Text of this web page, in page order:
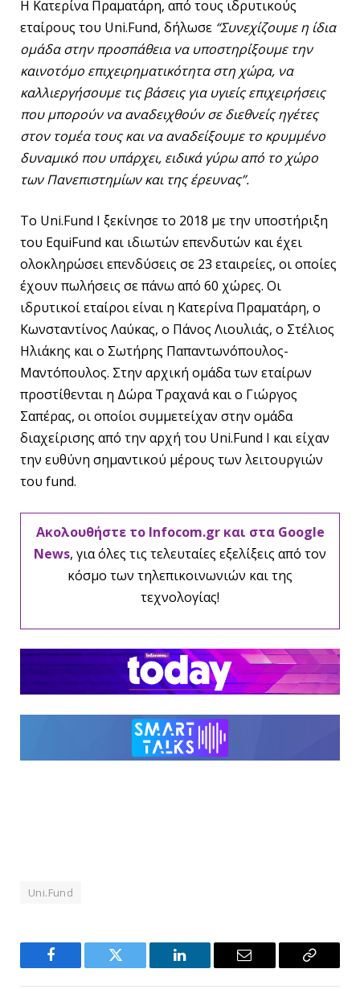
Η Κατερίνα Πραματάρη, από τους ιδρυτικούς
εταίρους του Uni.Fund, δήλωσε “Συνεχίζουμε η ίδια
ομάδα στην προσπάθεια να υποστηρίξουμε την
καινοτόμο επιχειρηματικότητα στη χώρα, να
καλλιεργήσουμε τις βάσεις για υγιείς επιχειρήσεις
που μπορούν να αναδειχθούν σε διεθνείς ηγέτες
στον τομέα τους και να αναδείξουμε το κρυμμένο
δυναμικό που υπάρχει, ειδικά γύρω από το χώρο
των Πανεπιστημίων και της έρευνας”.
To Uni.Fund I ξεκίνησε το 2018 με την υποστήριξη
του EquiFund και ιδιωτών επενδυτών και έχει
ολοκληρώσει επενδύσεις σε 23 εταιρείες, οι οποίες
έχουν πωλήσεις σε πάνω από 60 χώρες. Οι
ιδρυτικοί εταίροι είναι η Κατερίνα Πραματάρη, ο
Κωνσταντίνος Λαύκας, ο Πάνος Λιουλιάς, ο Στέλιος
Ηλιάκης και ο Σωτήρης Παπαντωνόπουλος-
Μαντόπουλος. Στην αρχική ομάδα των εταίρων
προστίθενται η Δώρα Τραχανά και ο Γιώργος
Σαπέρας, οι οποίοι συμμετείχαν στην ομάδα
διαχείρισης από την αρχή του Uni.Fund I και είχαν
την ευθύνη σημαντικού μέρους των λειτουργιών
του fund.
Ακολουθήστε το Infocom.gr και στα Google
News, για όλες τις τελευταίες εξελίξεις από τον
κόσμο των τηλεπικοινωνιών και της
τεχνολογίας!
Uni.Fund
Facebook Twitter LinkedIn Email
Copy